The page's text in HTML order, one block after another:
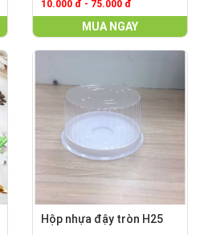
10.000 đ - 75.000 đ
MUA NGAY
Hộp nhựa đậy tròn H25